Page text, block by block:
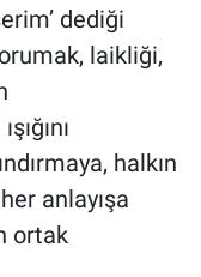
dediği
laikliği,
halkın
anlayışa
ortak